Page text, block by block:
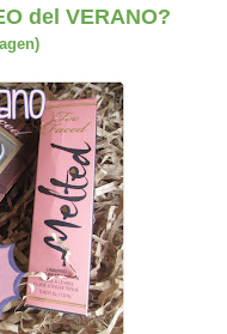
del VERANO?